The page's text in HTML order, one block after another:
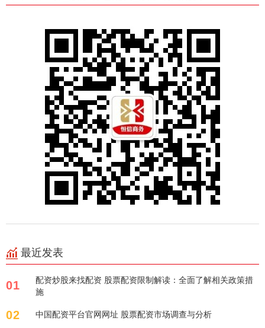
最近发表
01
配资炒股来找配资 股票配资限制解读：全面了解相关政策措
施
02 中国配资平台官网网址 股票配资市场调查与分析